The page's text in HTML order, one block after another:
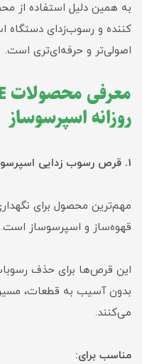
به همین دلیل استفاده از
اصولی‌تر و حرفه‌ای‌تری است.
روزانه اسپرسوساز
1. قرص رسوب زدایی اسپرسوساز ZILUXE
مهم‌ترین محصول برای
قهوه‌ساز و اسپرسوساز است.
این قرص‌ها برای حذف
بدون آسیب به قطعات،
می‌کنند.
مناسب برای: